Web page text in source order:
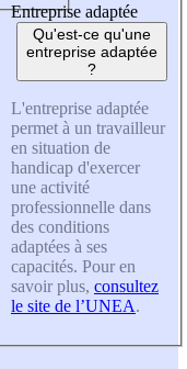
Entreprise adaptée
Qu'est-ce qu'une
entreprise adaptée
?
L'entreprise adaptée
permet à un travailleur
en situation de
handicap d'exercer
une activité
professionnelle dans
des conditions
adaptées à ses
capacités. Pour en
savoir plus, consultez
le site de l’UNEA.